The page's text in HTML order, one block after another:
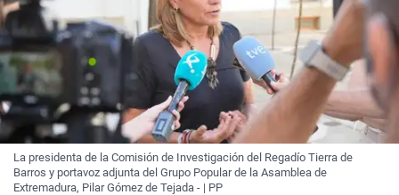
La presidenta de la Comisión de Investigación del Regadío Tierra de
Barros y portavoz adjunta del Grupo Popular de la Asamblea de
Extremadura, Pilar Gómez de Tejada - | PP